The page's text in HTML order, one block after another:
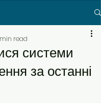
системи
за останні
read